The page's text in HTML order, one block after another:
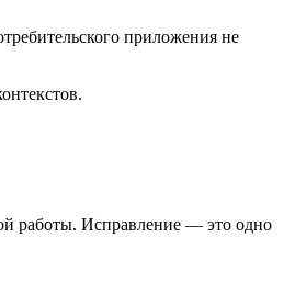
приложения не
работы. Исправление — это одно